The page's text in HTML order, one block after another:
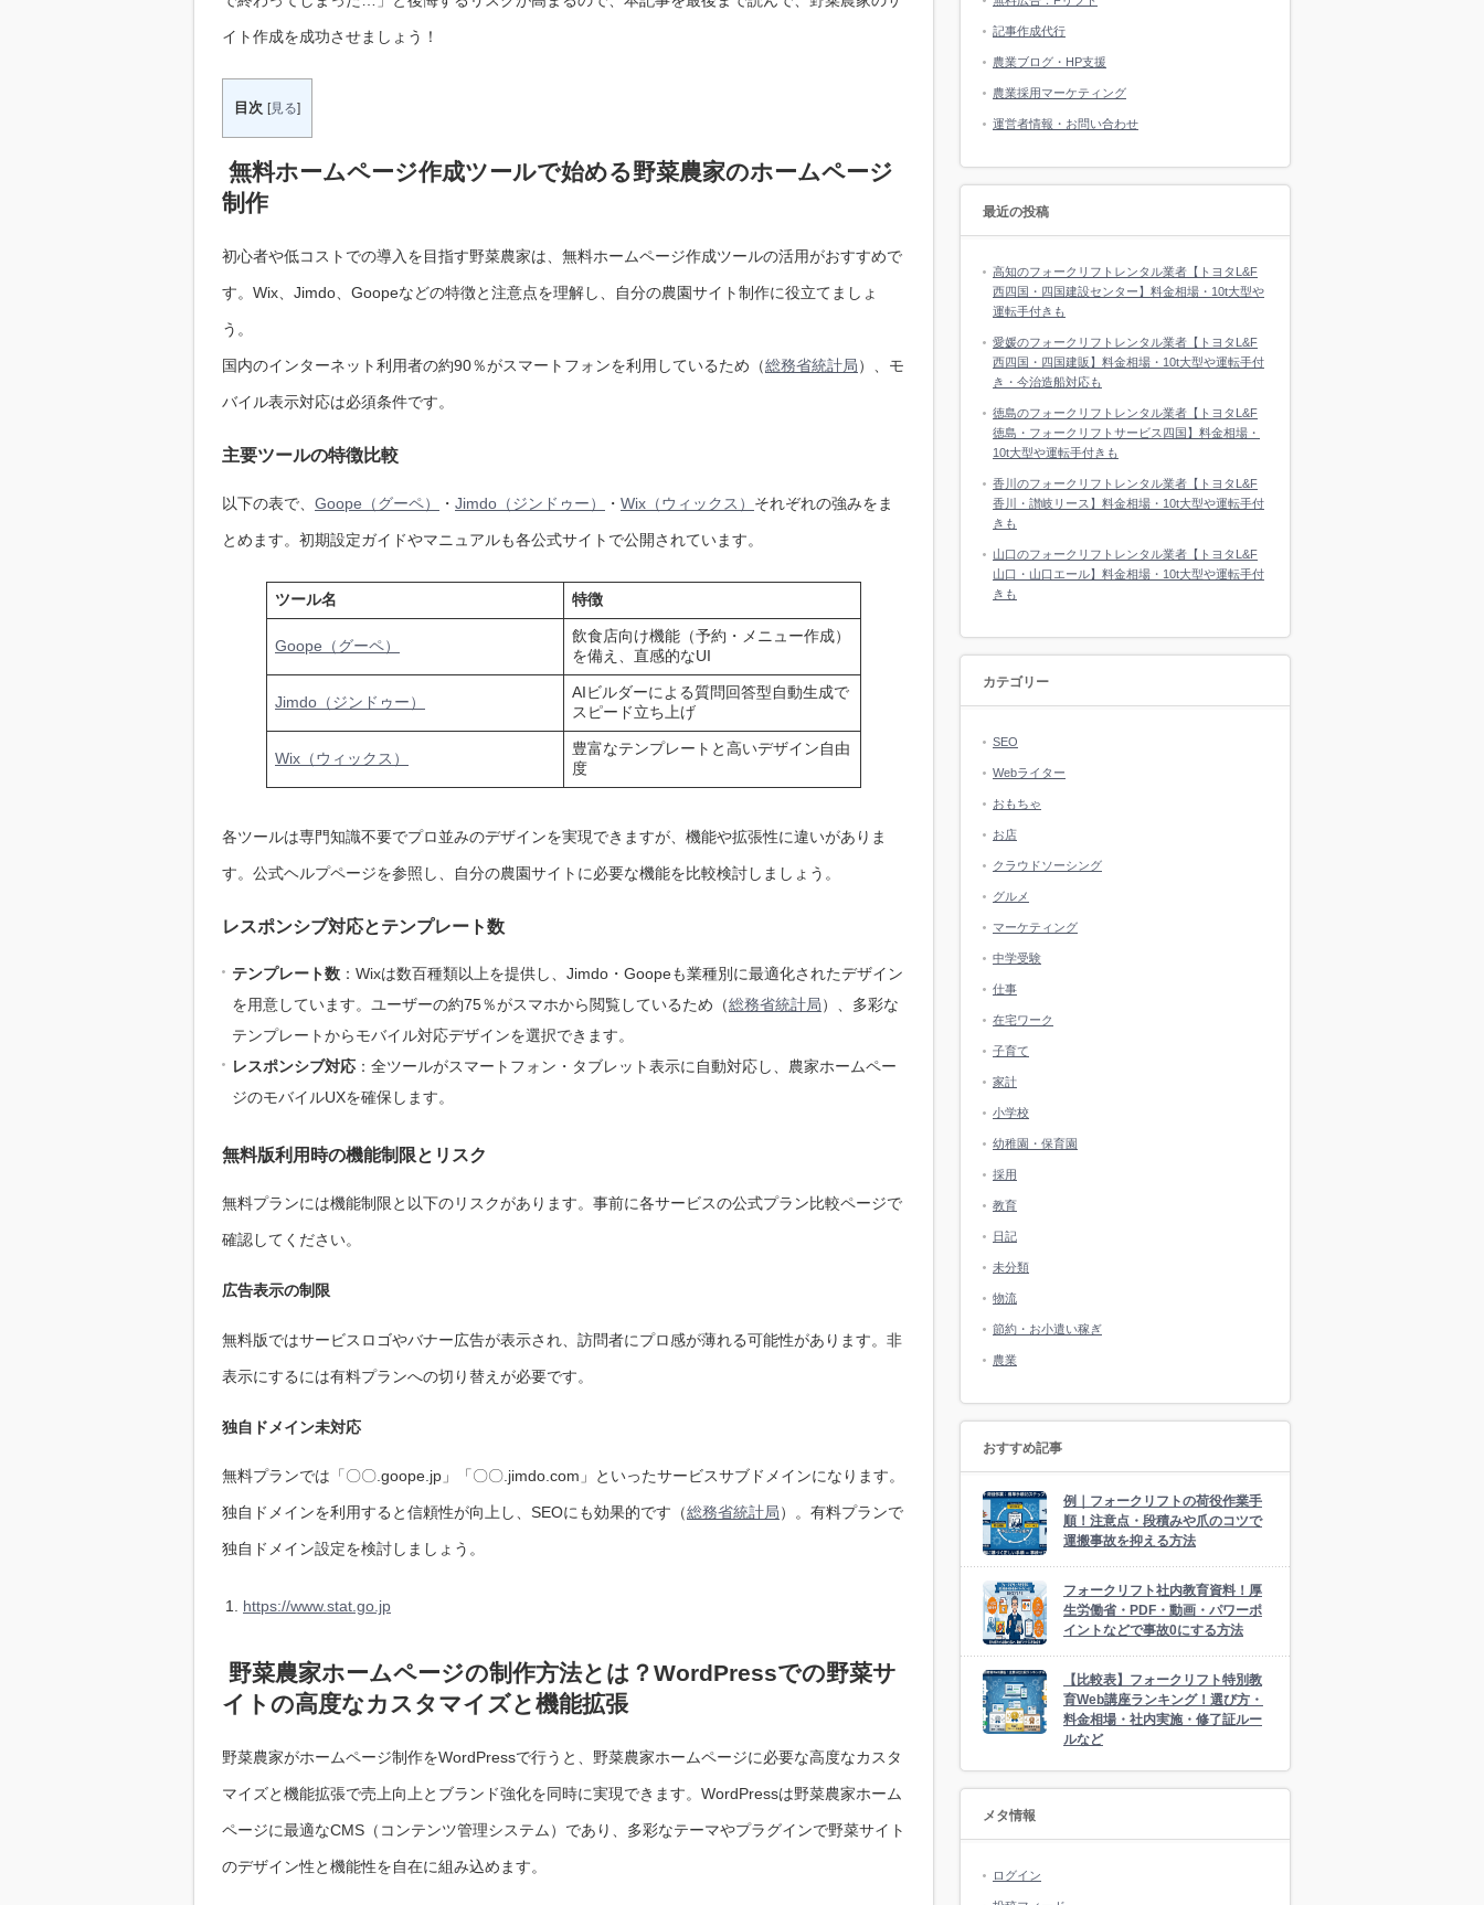
イト作成を成功させましょう！
目次 [見る]
無料ホームページ作成ツールで始める野菜農家のホームページ
制作
初心者や低コストでの導入を目指す野菜農家は、無料ホームページ作成ツールの活用がおすすめで
す。Wix、Jimdo、Goopeなどの特徴と注意点を理解し、自分の農園サイト制作に役立てましょ
う。
国内のインターネット利用者の約90％がスマートフォンを利用しているため（総務省統計局）、モ
バイル表示対応は必須条件です。
主要ツールの特徴比較
以下の表で、 Goope（グーペ） ・ Jimdo（ジンドゥー） ・ Wix（ウィックス） それぞれの強みをま
とめます。初期設定ガイドやマニュアルも各公式サイトで公開されています。
ツール名 特徴
Goope（グーペ）
飲食店向け機能（予約・メニュー作成）
を備え、直感的なUI
Jimdo（ジンドゥー）
AIビルダーによる質問回答型自動生成で
スピード立ち上げ
Wix（ウィックス）
豊富なテンプレートと高いデザイン自由
度
各ツールは専門知識不要でプロ並みのデザインを実現できますが、機能や拡張性に違いがありま
す。公式ヘルプページを参照し、自分の農園サイトに必要な機能を比較検討しましょう。
レスポンシブ対応とテンプレート数
テンプレート数 ：Wixは数百種類以上を提供し、Jimdo・Goopeも業種別に最適化されたデザイン
を用意しています。ユーザーの約75％がスマホから閲覧しているため（総務省統計局）、多彩な
テンプレートからモバイル対応デザインを選択できます。
レスポンシブ対応 ：全ツールがスマートフォン・タブレット表示に自動対応し、農家ホームペー
ジのモバイルUXを確保します。
無料版利用時の機能制限とリスク
無料プランには機能制限と以下のリスクがあります。事前に各サービスの公式プラン比較ページで
確認してください。
広告表示の制限
無料版ではサービスロゴやバナー広告が表示され、訪問者にプロ感が薄れる可能性があります。非
表示にするには有料プランへの切り替えが必要です。
独自ドメイン未対応
無料プランでは「〇〇.goope.jp」「〇〇.jimdo.com」といったサービスサブドメインになります。
独自ドメインを利用すると信頼性が向上し、SEOにも効果的です（総務省統計局）。有料プランで
独自ドメイン設定を検討しましょう。
https://www.stat.go.jp
野菜農家ホームページの制作方法とは？WordPressでの野菜サ
イトの高度なカスタマイズと機能拡張
野菜農家がホームページ制作をWordPressで行うと、野菜農家ホームページに必要な高度なカスタ
マイズと機能拡張で売上向上とブランド強化を同時に実現できます。WordPressは野菜農家ホーム
ページに最適なCMS（コンテンツ管理システム）であり、多彩なテーマやプラグインで野菜サイト
のデザイン性と機能性を自在に組み込めます。
記事作成代行
農業ブログ・HP支援
農業採用マーケティング
運営者情報・お問い合わせ
最近の投稿
高知のフォークリフトレンタル業者【トヨタL&F
西四国・四国建設センター】料金相場・10t大型や
運転手付きも
愛媛のフォークリフトレンタル業者【トヨタL&F
西四国・四国建販】料金相場・10t大型や運転手付
き・今治造船対応も
徳島のフォークリフトレンタル業者【トヨタL&F
徳島・フォークリフトサービス四国】料金相場・
10t大型や運転手付きも
香川のフォークリフトレンタル業者【トヨタL&F
香川・讃岐リース】料金相場・10t大型や運転手付
きも
山口のフォークリフトレンタル業者【トヨタL&F
山口・山口エール】料金相場・10t大型や運転手付
きも
カテゴリー
SEO
Webライター
おもちゃ
お店
クラウドソーシング
グルメ
マーケティング
中学受験
仕事
在宅ワーク
子育て
家計
小学校
幼稚園・保育園
採用
教育
日記
未分類
物流
節約・お小遣い稼ぎ
農業
おすすめ記事
例｜フォークリフトの荷役作業手
順！注意点・段積みや爪のコツで
運搬事故を抑える方法
フォークリフト社内教育資料！厚
生労働省・PDF・動画・パワーポ
イントなどで事故0にする方法
【比較表】フォークリフト特別教
育Web講座ランキング！選び方・
料金相場・社内実施・修了証ルー
ルなど
メタ情報
ログイン